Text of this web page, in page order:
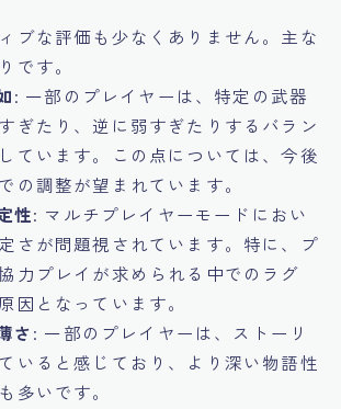
ブな評価も少なくありません。主な
です。
: 一部のプレイヤーは、特定の武器
ぎたり、逆に弱すぎたりするバラン
ています。この点については、今後
の調整が望まれています。
性: マルチプレイヤーモードにおい
さが問題視されています。特に、プ
力プレイが求められる中でのラグ
因となっています。
さ: 一部のプレイヤーは、ストーリ
いると感じており、より深い物語性
多いです。